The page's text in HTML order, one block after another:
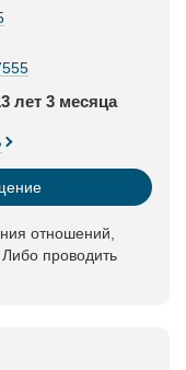
лет 3 месяца
отношений,
проводить